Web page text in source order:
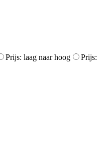
Prijs: laag naar hoog
Prijs: